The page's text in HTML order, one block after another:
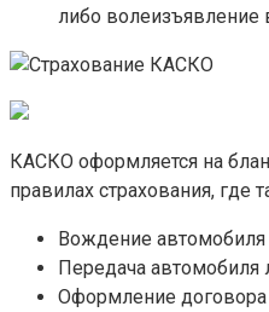
либо волеизъявление
КАСКО оформляется на
правилах страхования, где
Вождение автомобиля
Передача автомобиля
Оформление договора